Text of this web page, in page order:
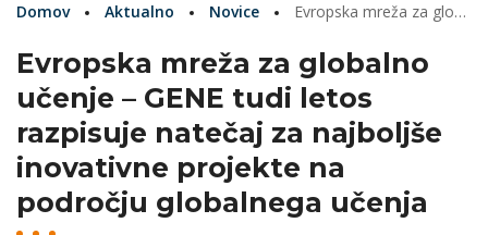
Domov Aktualno Novice Evropska mreža za globalno učenje – GENE tudi letos razpisuje natečaj za najboljše inovativne projekte na področju globalnega učenja
Evropska mreža za globalno
učenje – GENE tudi letos
razpisuje natečaj za najboljše
inovativne projekte na
področju globalnega učenja